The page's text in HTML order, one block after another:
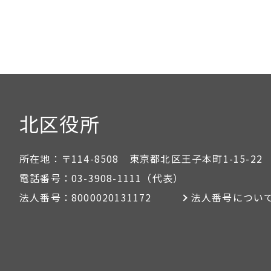
北区役所
所在地： 〒114-8508 東京都北区王子本町1-15-22
電話番号： 03-3908-1111 （代表）
法人番号： 8000020131172 法人番号につい